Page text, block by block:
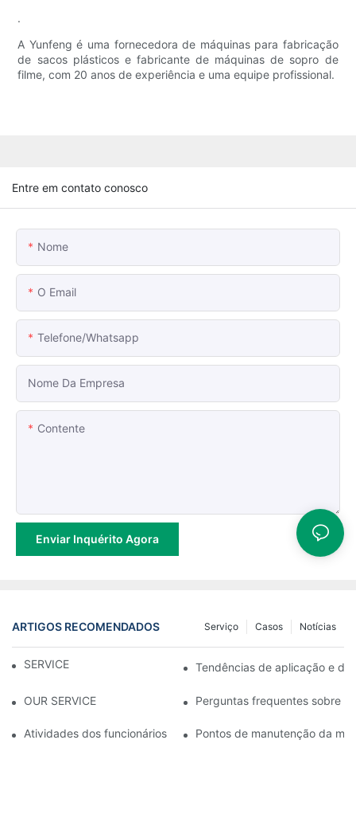
.
A Yunfeng é uma fornecedora de máquinas para fabricação
de sacos plásticos e fabricante de máquinas de sopro de
filme, com 20 anos de experiência e uma equipe profissional.
Entre em contato conosco
Nome
O Email
Telefone/whatsapp
Nome Da Empresa
Contente
Enviar Inquérito Agora
ARTIGOS RECOMENDADOS Notícias
Casos
Serviço
SERVICE Tendências de aplicação e
OUR SERVICE Perguntas frequentes sobre
Atividades dos funcionários Pontos de manutenção da